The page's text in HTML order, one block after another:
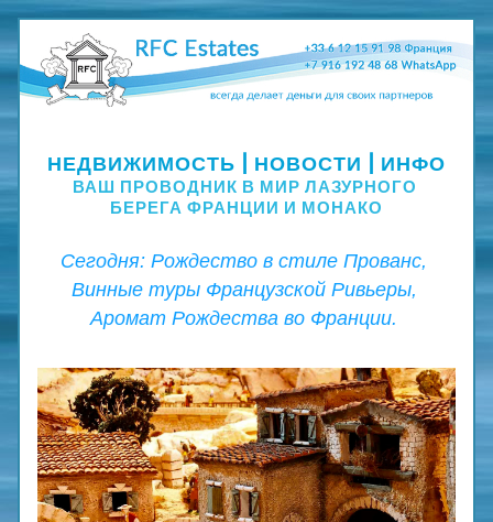
НЕДВИЖИМОСТЬ | НОВОСТИ | ИНФО
ВАШ ПРОВОДНИК В МИР ЛАЗУРНОГО
БЕРЕГА ФРАНЦИИ И МОНАКО
Сегодня: Рождество в стиле Прованс,
Винные туры Французской Ривьеры,
Аромат Рождества во Франции.